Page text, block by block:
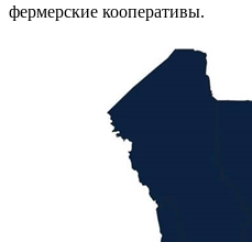
фермерские кооперативы.